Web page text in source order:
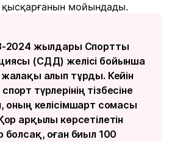
мойындады.
2024 жылдары Спортты
(СДД) желісі бойынша
алып тұрды. Кейін
түрлерінің тізбесіне
оның келісімшарт сомасы
арқылы көрсетілетін
болсақ, оған биыл 100